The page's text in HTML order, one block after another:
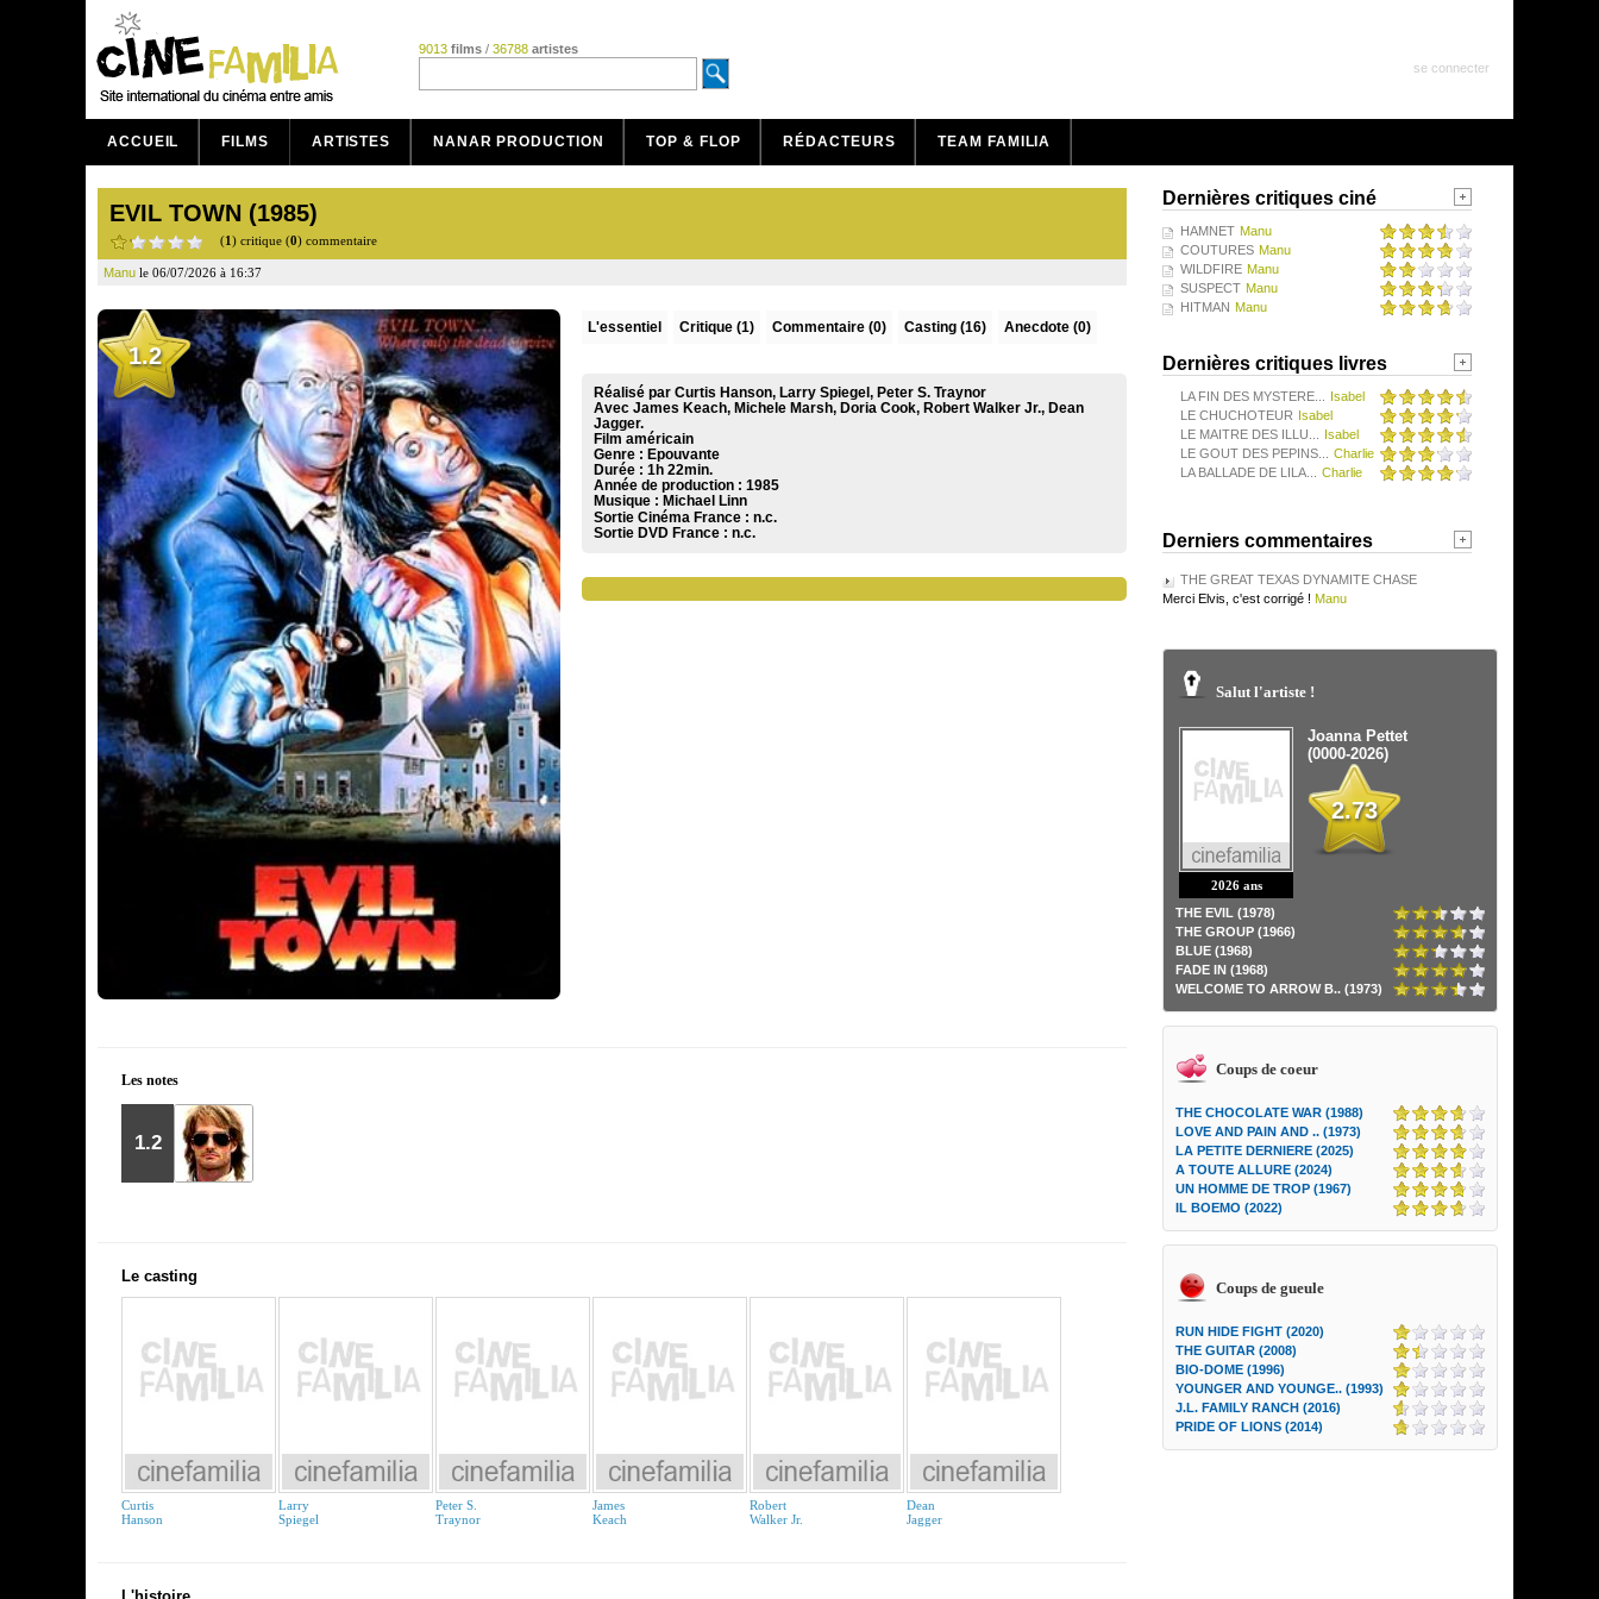
9013 films / 36788 artistes
se connecter
ACCUEIL FILMS ARTISTES NANAR PRODUCTION TOP & FLOP RÉDACTEURS TEAM FAMILIA
EVIL TOWN (1985)
(1) critique (0) commentaire
Manu le 06/07/2026 à 16:37
1.2
L'essentiel Critique(1) Commentaire(0) Casting (16) Anecdote (0)
Réalisé par Curtis Hanson, Larry Spiegel, Peter S. Traynor
Avec James Keach, Michele Marsh, Doria Cook, Robert Walker Jr., Dean
Jagger.
Film américain
Genre : Epouvante
Durée : 1h 22min.
Année de production : 1985
Musique : Michael Linn
Sortie Cinéma France : n.c.
Sortie DVD France : n.c.
Les notes
1.2
Le casting
Curtis
Hanson
Larry
Spiegel
Peter S.
Traynor
James
Keach
Robert
Walker Jr.
Dean
Jagger
Dernières critiques ciné
HAMNET Manu
COUTURES Manu
WILDFIRE Manu
SUSPECT Manu
HITMAN Manu
Dernières critiques livres
LA FIN DES MYSTERE...
Isabel
LE CHUCHOTEUR Isabel
LE MAITRE DES ILLU...
Isabel
LE GOUT DES PEPINS...
Charlie
LA BALLADE DE LILA...
Charlie
Derniers commentaires
THE GREAT TEXAS DYNAMITE CHASE
Merci Elvis, c'est corrigé ! Manu
Salut l'artiste !
2026 ans
Joanna Pettet
(0000-2026)
2.73
THE EVIL (1978)
THE GROUP (1966)
BLUE (1968)
FADE IN (1968)
WELCOME TO ARROW B.. (1973)
Coups de coeur
THE CHOCOLATE WAR (1988)
LOVE AND PAIN AND .. (1973)
LA PETITE DERNIERE (2025)
A TOUTE ALLURE (2024)
UN HOMME DE TROP (1967)
IL BOEMO (2022)
Coups de gueule
RUN HIDE FIGHT (2020)
THE GUITAR (2008)
BIO-DOME (1996)
YOUNGER AND YOUNGE.. (1993)
J.L. FAMILY RANCH (2016)
PRIDE OF LIONS (2014)